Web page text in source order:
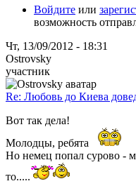
Войдите или
возможность
Чт, 13/09/2012 - 18:31
Ostrovsky
участник
Re: Любовь до Киева
Вот так дела!
Молодцы, ребята
Но немец попал сурово -
то.....